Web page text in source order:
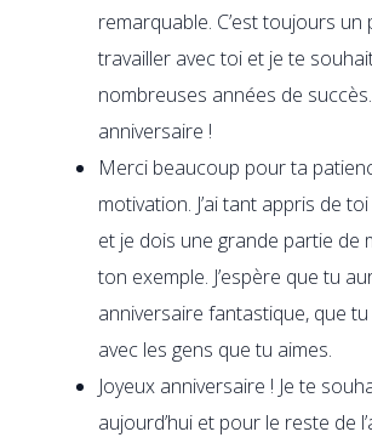
remarquable. C’est toujours un
travailler avec toi et je te
nombreuses années de
anniversaire !
Merci beaucoup pour ta
motivation. J’ai tant appris de
et je dois une grande partie de
ton exemple. J’espère que tu
anniversaire fantastique, que
avec les gens que tu aimes.
Joyeux anniversaire ! Je te
aujourd’hui et pour le reste de